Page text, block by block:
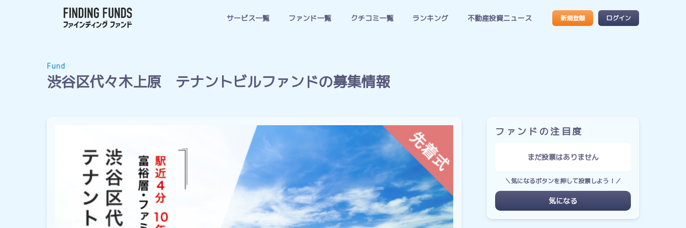
サービス一覧 ファンド一覧 クチコミ一覧 ランキング 不動産投資ニュース 新規登録 ログイン
Fund
渋谷区代々木上原 テナントビルファンドの募集情報
ファンドの注目度
まだ投票はありません
＼気になるボタンを押して投票しよう！／
気になる